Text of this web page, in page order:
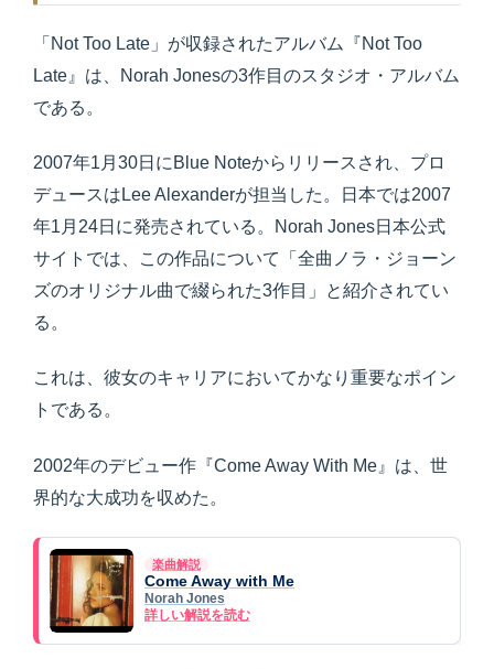
「Not Too Late」が収録されたアルバム『Not Too
Late』は、Norah Jonesの3作目のスタジオ・アルバム
である。
2007年1月30日にBlue Noteからリリースされ、プロ
デュースはLee Alexanderが担当した。日本では2007
年1月24日に発売されている。Norah Jones日本公式
サイトでは、この作品について「全曲ノラ・ジョーン
ズのオリジナル曲で綴られた3作目」と紹介されてい
る。
これは、彼女のキャリアにおいてかなり重要なポイン
トである。
2002年のデビュー作『Come Away With Me』は、世
界的な大成功を収めた。
楽曲解説
Come Away with Me
Norah Jones
詳しい解説を読む